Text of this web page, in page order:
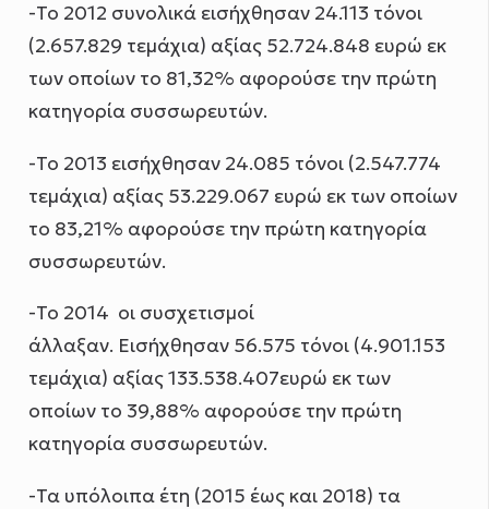
-Το 2012 συνολικά εισήχθησαν 24.113 τόνοι
(2.657.829 τεμάχια) αξίας 52.724.848 ευρώ εκ
των οποίων το 81,32% αφορούσε την πρώτη
κατηγορία συσσωρευτών.
-Το 2013 εισήχθησαν 24.085 τόνοι (2.547.774
τεμάχια) αξίας 53.229.067 ευρώ εκ των οποίων
το 83,21% αφορούσε την πρώτη κατηγορία
συσσωρευτών.
-Το 2014 οι συσχετισμοί
άλλαξαν. Εισήχθησαν 56.575 τόνοι (4.901.153
τεμάχια) αξίας 133.538.407ευρώ εκ των
οποίων το 39,88% αφορούσε την πρώτη
κατηγορία συσσωρευτών.
-Τα υπόλοιπα έτη (2015 έως και 2018) τα